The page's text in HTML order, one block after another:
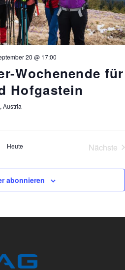
20 @ 17:00
Wochenende für
Hofgastein
Austria
Heute
Nächste
abonnieren